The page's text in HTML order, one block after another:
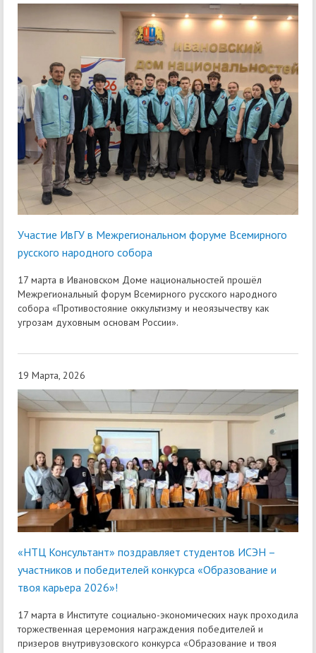
Участие ИвГУ в Межрегиональном форуме Всемирного
русского народного собора
17 марта в Ивановском Доме национальностей прошёл
Межрегиональный форум Всемирного русского народного
собора «Противостояние оккультизму и неоязычеству как
угрозам духовным основам России».
19 Марта, 2026
«НТЦ Консультант» поздравляет студентов ИСЭН –
участников и победителей конкурса «Образование и
твоя карьера 2026»!
17 марта в Институте социально-экономических наук проходила
торжественная церемония награждения победителей и
призеров внутривузовского конкурса «Образование и твоя